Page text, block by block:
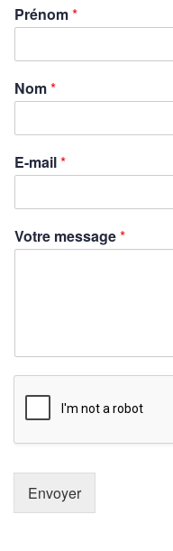
Prénom*
Nom*
E-mail*
Votre message*
Envoyer